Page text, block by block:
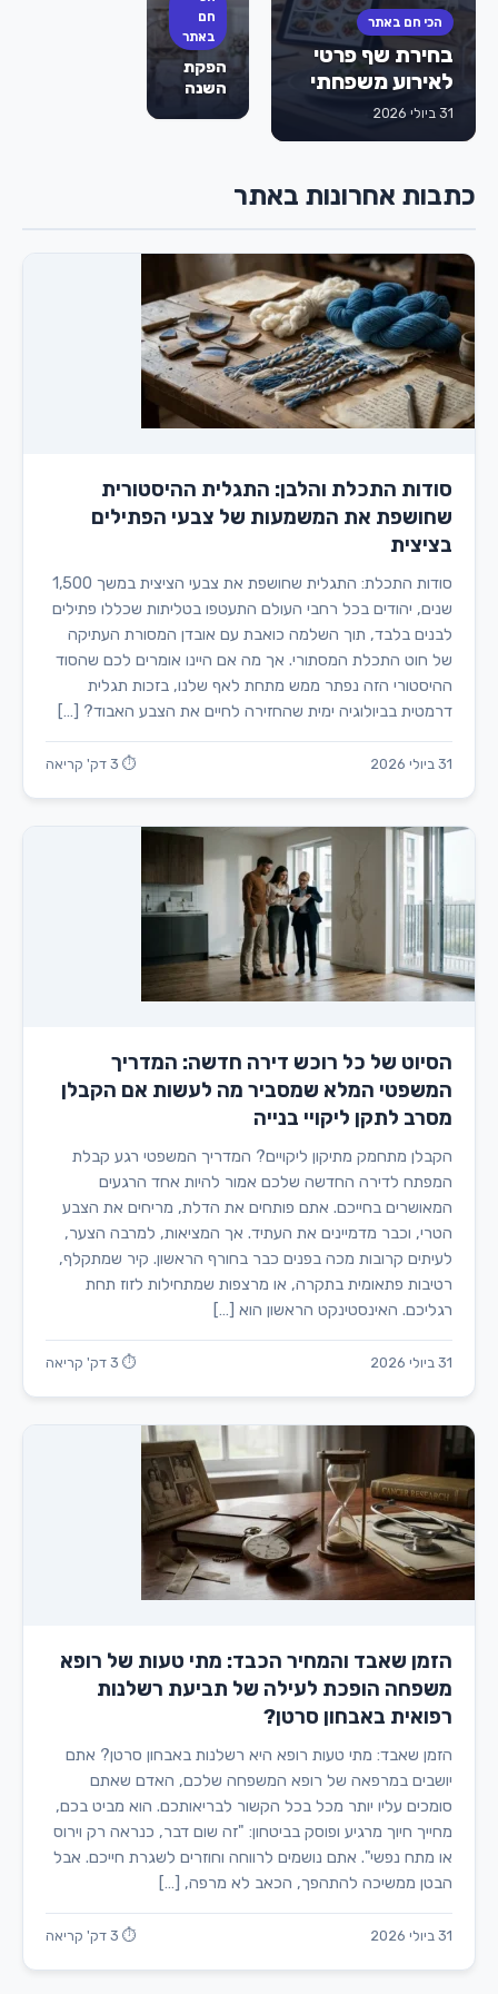
הכי חם באתר
בחירת שף פרטי
לאירוע משפחתי
31 ביולי 2026
לבת
מצווה
הם
הסוד
לאירוע
מוצלח
חם
באתר
הפקת
השנה
בראשון
לציון
שישאיר
את כל
השכבה
פעורת
פה
כתבות אחרונות באתר
סודות התכלת והלבן: התגלית ההיסטורית
שחושפת את המשמעות של צבעי הפתילים
בציצית
סודות התכלת: התגלית שחושפת את צבעי הציצית במשך 1,500
שנים, יהודים בכל רחבי העולם התעטפו בטליתות שכללו פתילים
לבנים בלבד, תוך השלמה כואבת עם אובדן המסורת העתיקה
של חוט התכלת המסתורי. אך מה אם היינו אומרים לכם שהסוד
ההיסטורי הזה נפתר ממש מתחת לאף שלנו, בזכות תגלית
דרמטית בביולוגיה ימית שהחזירה לחיים את הצבע האבוד? […]
31 ביולי 2026 ⏱ 3 דק' קריאה
הסיוט של כל רוכש דירה חדשה: המדריך
המשפטי המלא שמסביר מה לעשות אם הקבלן
מסרב לתקן ליקויי בנייה
הקבלן מתחמק מתיקון ליקויים? המדריך המשפטי רגע קבלת
המפתח לדירה החדשה שלכם אמור להיות אחד הרגעים
המאושרים בחייכם. אתם פותחים את הדלת, מריחים את הצבע
הטרי, וכבר מדמיינים את העתיד. אך המציאות, למרבה הצער,
לעיתים קרובות מכה בפנים כבר בחורף הראשון. קיר שמתקלף,
רטיבות פתאומית בתקרה, או מרצפות שמתחילות לזוז תחת
רגליכם. האינסטינקט הראשון הוא […]
31 ביולי 2026 ⏱ 3 דק' קריאה
הזמן שאבד והמחיר הכבד: מתי טעות של רופא
משפחה הופכת לעילה של תביעת רשלנות
רפואית באבחון סרטן?
הזמן שאבד: מתי טעות רופא היא רשלנות באבחון סרטן? אתם
יושבים במרפאה של רופא המשפחה שלכם, האדם שאתם
סומכים עליו יותר מכל בכל הקשור לבריאותכם. הוא מביט בכם,
מחייך חיוך מרגיע ופוסק בביטחון: "זה שום דבר, כנראה רק וירוס
או מתח נפשי". אתם נושמים לרווחה וחוזרים לשגרת חייכם. אבל
הבטן ממשיכה להתהפך, הכאב לא מרפה, […]
31 ביולי 2026 ⏱ 3 דק' קריאה